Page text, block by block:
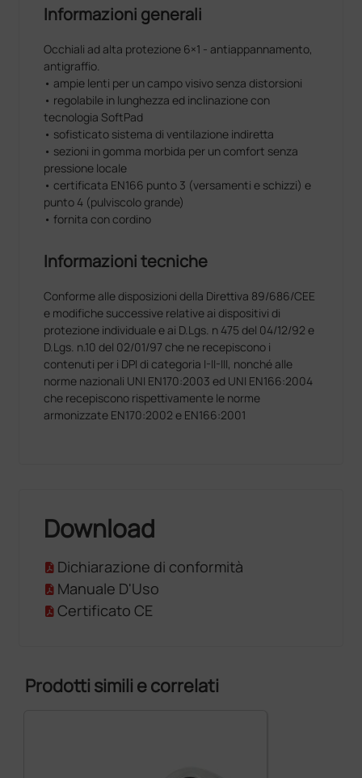
Informazioni generali
Occhiali ad alta protezione 6×1 - antiappannamento,
antigraffio.
• ampie lenti per un campo visivo senza distorsioni
• regolabile in lunghezza ed inclinazione con
tecnologia SoftPad
• sofisticato sistema di ventilazione indiretta
• sezioni in gomma morbida per un comfort senza
pressione locale
• certificata EN166 punto 3 (versamenti e schizzi) e
punto 4 (pulviscolo grande)
• fornita con cordino
Informazioni tecniche
Conforme alle disposizioni della Direttiva 89/686/CEE
e modifiche successive relative ai dispositivi di
protezione individuale e ai D.Lgs. n 475 del 04/12/92 e
D.Lgs. n.10 del 02/01/97 che ne recepiscono i
contenuti per i DPI di categoria I-II-III, nonché alle
norme nazionali UNI EN170:2003 ed UNI EN166:2004
che recepiscono rispettivamente le norme
armonizzate EN170:2002 e EN166:2001
Download
Dichiarazione di conformità
Manuale D'Uso
Certificato CE
Prodotti simili e correlati